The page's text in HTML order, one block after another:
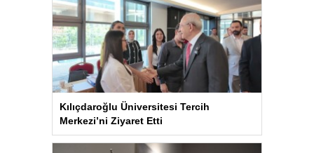
Kılıçdaroğlu Üniversitesi Tercih
Merkezi’ni Ziyaret Etti